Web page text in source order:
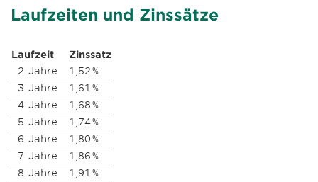
Laufzeiten und Zinssätze
Laufzeit
Zinssatz
2 Jahre
1,52 %
3 Jahre
1,61 %
4 Jahre
1,68 %
5 Jahre
1,74 %
6 Jahre
1,80 %
7 Jahre
1,86 %
8 Jahre
1,91 %